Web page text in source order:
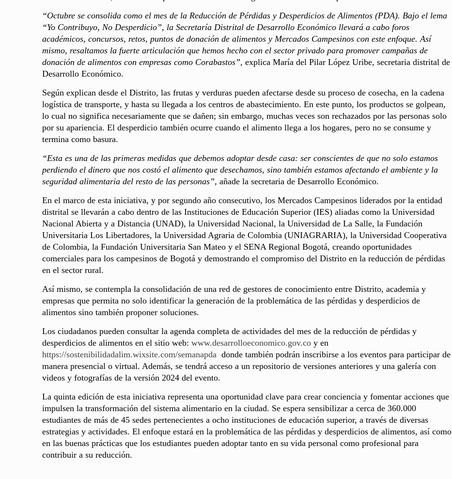
“Octubre se consolida como el mes de la Reducción de Pérdidas y Desperdicios de Alimentos (PDA). Bajo el lema
“Yo Contribuyo, No Desperdicio”, la Secretaría Distrital de Desarrollo Económico llevará a cabo foros
académicos, concursos, retos, puntos de donación de alimentos y Mercados Campesinos con este enfoque. Así
mismo, resaltamos la fuerte articulación que hemos hecho con el sector privado para promover campañas de
donación de alimentos con empresas como Corabastos”, explica María del Pilar López Uribe, secretaria distrital de
Desarrollo Económico.
Según explican desde el Distrito, las frutas y verduras pueden afectarse desde su proceso de cosecha, en la cadena
logística de transporte, y hasta su llegada a los centros de abastecimiento. En este punto, los productos se golpean,
lo cual no significa necesariamente que se dañen; sin embargo, muchas veces son rechazados por las personas solo
por su apariencia. El desperdicio también ocurre cuando el alimento llega a los hogares, pero no se consume y
termina como basura.
“Esta es una de las primeras medidas que debemos adoptar desde casa: ser conscientes de que no solo estamos
perdiendo el dinero que nos costó el alimento que desechamos, sino también estamos afectando el ambiente y la
seguridad alimentaria del resto de las personas”, añade la secretaria de Desarrollo Económico.
En el marco de esta iniciativa, y por segundo año consecutivo, los Mercados Campesinos liderados por la entidad
distrital se llevarán a cabo dentro de las Instituciones de Educación Superior (IES) aliadas como la Universidad
Nacional Abierta y a Distancia (UNAD), la Universidad Nacional, la Universidad de La Salle, la Fundación
Universitaria Los Libertadores, la Universidad Agraria de Colombia (UNIAGRARIA), la Universidad Cooperativa
de Colombia, la Fundación Universitaria San Mateo y el SENA Regional Bogotá, creando oportunidades
comerciales para los campesinos de Bogotá y demostrando el compromiso del Distrito en la reducción de pérdidas
en el sector rural.
Así mismo, se contempla la consolidación de una red de gestores de conocimiento entre Distrito, academia y
empresas que permita no solo identificar la generación de la problemática de las pérdidas y desperdicios de
alimentos sino también proponer soluciones.
Los ciudadanos pueden consultar la agenda completa de actividades del mes de la reducción de pérdidas y
desperdicios de alimentos en el sitio web: www.desarrolloeconomico.gov.co y en
https://sostenibilidadalim.wixsite.com/semanapda donde también podrán inscribirse a los eventos para participar de
manera presencial o virtual. Además, se tendrá acceso a un repositorio de versiones anteriores y una galería con
videos y fotografías de la versión 2024 del evento.
La quinta edición de esta iniciativa representa una oportunidad clave para crear conciencia y fomentar acciones que
impulsen la transformación del sistema alimentario en la ciudad. Se espera sensibilizar a cerca de 360.000
estudiantes de más de 45 sedes pertenecientes a ocho instituciones de educación superior, a través de diversas
estrategias y actividades. El enfoque estará en la problemática de las pérdidas y desperdicios de alimentos, así como
en las buenas prácticas que los estudiantes pueden adoptar tanto en su vida personal como profesional para
contribuir a su reducción.